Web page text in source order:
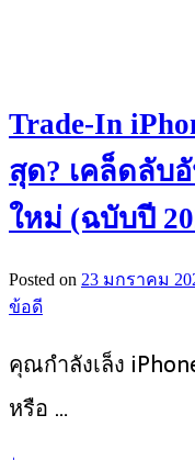
Trade-In
สุด? เคล็ดลับ
ใหม่ (ฉบับปี
Posted on 23 มกราคม
ข้อดี
คุณกำลังเล็ง
หรือ …